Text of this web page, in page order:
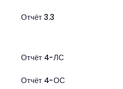
Отчёт 3.3
Отчёт 4-ЛС
Отчёт 4-ОС